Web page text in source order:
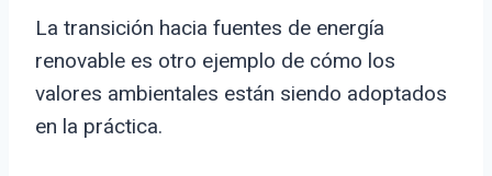
La transición hacia fuentes de energía
renovable es otro ejemplo de cómo los
valores ambientales están siendo adoptados
en la práctica.